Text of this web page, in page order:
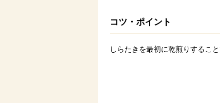
コツ・ポイント
しらたきを最初に乾煎りするこ